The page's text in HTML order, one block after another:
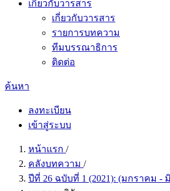
เกี่ยวกับวารสาร
เกี่ยวกับวารสาร
รายการบทความ
ทีมบรรณาธิการ
ติดต่อ
ค้นหา
ลงทะเบียน
เข้าสู่ระบบ
หน้าแรก /
คลังบทความ /
ปีที่ 26 ฉบับที่ 1 (2021): (มกราคม -